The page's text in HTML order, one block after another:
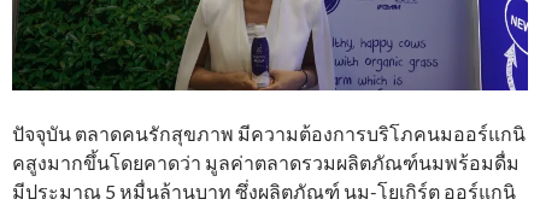
ปัจจุบัน ตลาดคนรักสุขภาพ มีความต้องการบริโภคนมออร์แกนิ
คสูงมากขึ้นโดยคาดว่า มูลค่าตลาดรวมผลิตภัณฑ์นมพร้อมดื่ม
มีประมาณ 5 หมื่นล้านบาท ซึ่งผลิตภัณฑ์ นม-โยเกิร์ต ออร์แกนิ